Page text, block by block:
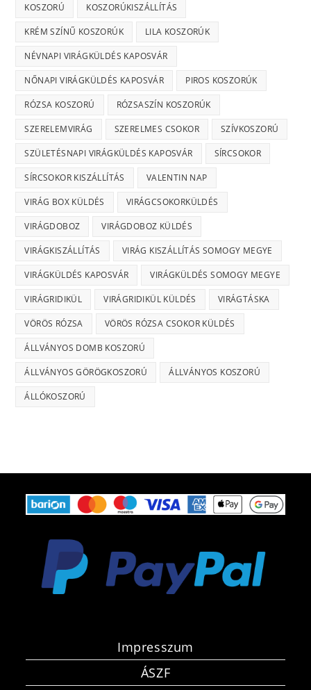
KOSZORÚ KOSZORÚKISZÁLLÍTÁS
KRÉM SZÍNŰ KOSZORÚK LILA KOSZORÚK
NÉVNAPI VIRÁGKÜLDÉS KAPOSVÁR
NŐNAPI VIRÁGKÜLDÉS KAPOSVÁR PIROS KOSZORÚK
RÓZSA KOSZORÚ RÓZSASZÍN KOSZORÚK
SZERELEMVIRÁG SZERELMES CSOKOR SZÍVKOSZORÚ
SZÜLETÉSNAPI VIRÁGKÜLDÉS KAPOSVÁR SÍRCSOKOR
SÍRCSOKOR KISZÁLLÍTÁS VALENTIN NAP
VIRÁG BOX KÜLDÉS VIRÁGCSOKORKÜLDÉS
VIRÁGDOBOZ VIRÁGDOBOZ KÜLDÉS
VIRÁGKISZÁLLÍTÁS VIRÁG KISZÁLLÍTÁS SOMOGY MEGYE
VIRÁGKÜLDÉS KAPOSVÁR VIRÁGKÜLDÉS SOMOGY MEGYE
VIRÁGRIDIKÜL VIRÁGRIDIKÜL KÜLDÉS VIRÁGTÁSKA
VÖRÖS RÓZSA VÖRÖS RÓZSA CSOKOR KÜLDÉS
ÁLLVÁNYOS DOMB KOSZORÚ
ÁLLVÁNYOS GÖRÖGKOSZORÚ ÁLLVÁNYOS KOSZORÚ
ÁLLÓKOSZORÚ
Impresszum
ÁSZF